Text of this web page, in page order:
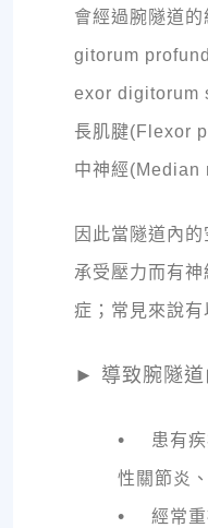
會經過腕隧道
gitorum
exor digitorum
長肌腱(Flexor
中神經(Median
因此當隧道內
承受壓力而有
症；常見來說
► 導致腕隧
• 患有
性關節炎
• 經常